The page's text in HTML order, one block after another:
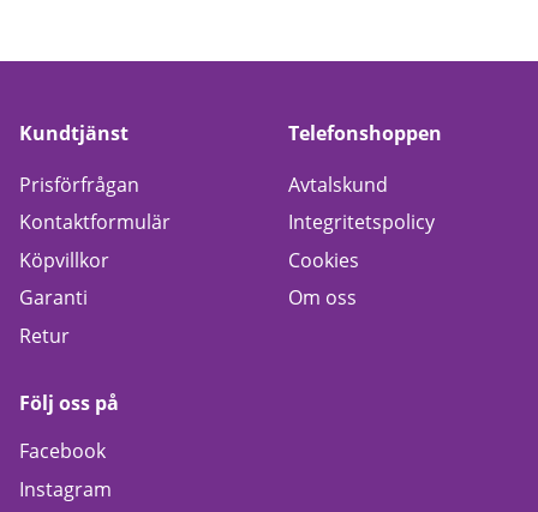
Kundtjänst
Prisförfrågan
Kontaktformulär
Köpvillkor
Garanti
Retur
Telefonshoppen
Avtalskund
Integritetspolicy
Cookies
Om oss
Följ oss på
Facebook
Instagram